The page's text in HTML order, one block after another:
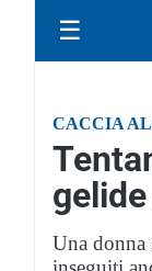
☰
CACCIA
Una donna